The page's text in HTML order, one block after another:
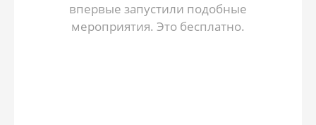
впервые запустили подобные
мероприятия. Это бесплатно.